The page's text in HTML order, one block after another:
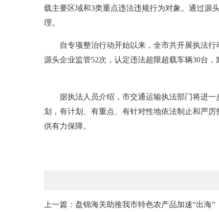
载主要区域和3类重点违法违规行为对象。通过源
理。
自专项整治行动开始以来，全市共开展执法行
源头企业监管52次，认定违法超限超载车辆30台，
据执法人员介绍，市交通运输执法部门将进一
划，有计划、有重点、有针对性地依法制止和严
供有力保障。
上一篇：盘锦海关助推我市特色农产品加速“出海”